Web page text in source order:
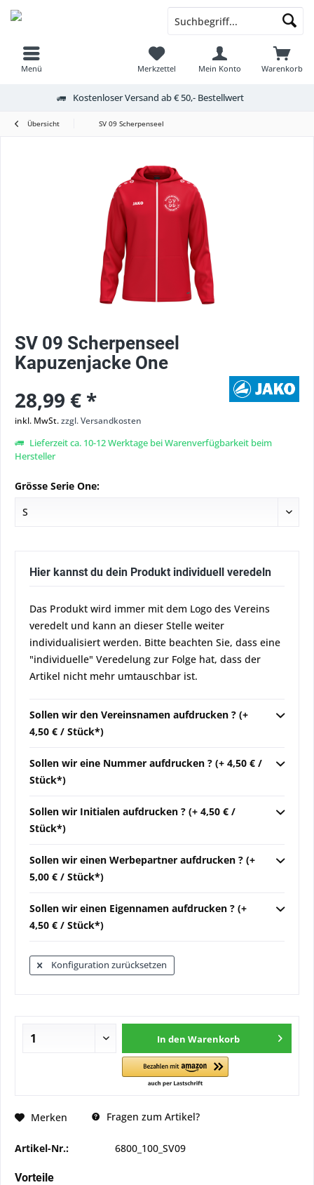
Menü Warenkorb
Merkzettel Mein Konto
Kostenloser Versand ab € 50,- Bestellwert
Übersicht SV 09 Scherpenseel
SV 09 Scherpenseel
Kapuzenjacke One
28,99 € *
inkl. MwSt.zzgl. Versandkosten
Lieferzeit ca. 10-12 Werktage bei Warenverfügbarkeit beim
Hersteller
Grösse Serie One:
Hier kannst du dein Produkt individuell veredeln
Das Produkt wird immer mit dem Logo des Vereins
veredelt und kann an dieser Stelle weiter
individualisiert werden. Bitte beachten Sie, dass eine
"individuelle" Veredelung zur Folge hat, dass der
Artikel nicht mehr umtauschbar ist.
Sollen wir den Vereinsnamen aufdrucken ? (+
4,50 € / Stück*)
Sollen wir eine Nummer aufdrucken ? (+ 4,50 € /
Stück*)
Sollen wir Initialen aufdrucken ? (+ 4,50 € /
Stück*)
Sollen wir einen Werbepartner aufdrucken ? (+
5,00 € / Stück*)
Sollen wir einen Eigennamen aufdrucken ? (+
4,50 € / Stück*)
Konfiguration zurücksetzen
In den Warenkorb
Merken Fragen zum Artikel?
Artikel-Nr.: 6800_100_SV09
Vorteile